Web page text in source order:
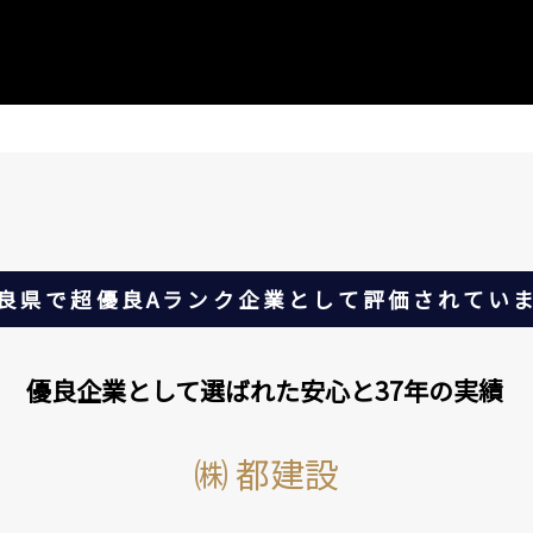
県で超優良Aランク企業として評価されてい
優良企業として選ばれた安心と37年の実績
㈱ 都建設